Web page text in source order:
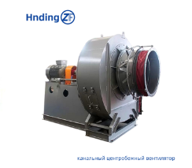
фабрик, шахт,
энергетики